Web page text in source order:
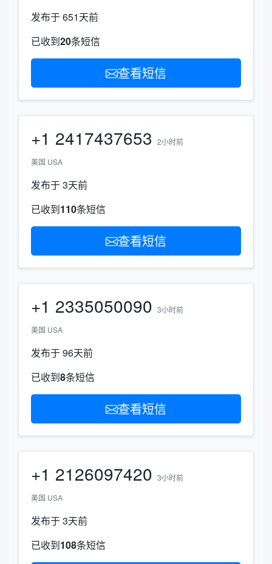
发布于 651天前
已收到20条短信
查看短信
+1 2417437653 2小时前
美国 USA
发布于 3天前
已收到110条短信
查看短信
+1 2335050090 3小时前
美国 USA
发布于 96天前
已收到8条短信
查看短信
+1 2126097420 3小时前
美国 USA
发布于 3天前
已收到108条短信